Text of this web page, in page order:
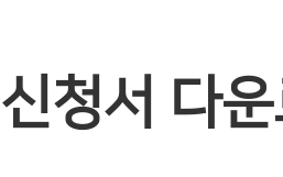
신청서 다